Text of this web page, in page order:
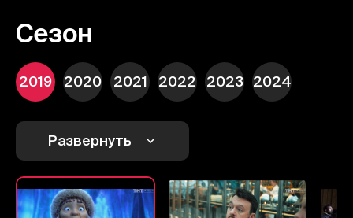
Сезон
2019 2020 2021 2022 2023 2024
Развернуть
1
Отправить
Отменить